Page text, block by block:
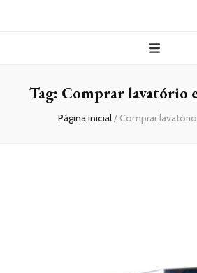
Tag: Comprar lavatório
Página inicial/ Comprar